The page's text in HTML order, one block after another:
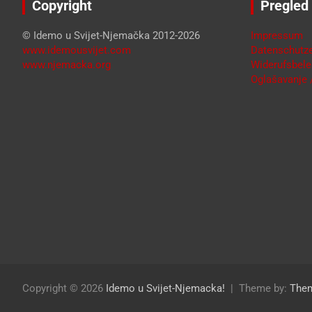
Copyright
© Idemo u Svijet-Njemačka 2012-2026
www.idemousvijet.com
www.njemacka.org
Pregled
Impressum
Copyright © 2026 Idemo u Svijet-Njemacka! Theme by: